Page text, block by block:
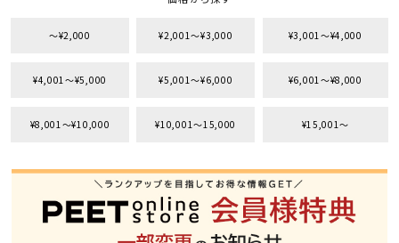
〜¥2,000 ¥2,001〜¥3,000 ¥3,001〜¥4,000
¥4,001〜¥5,000 ¥5,001〜¥6,000 ¥6,001〜¥8,000
¥8,001〜¥10,000 ¥10,001〜15,000 ¥15,001〜